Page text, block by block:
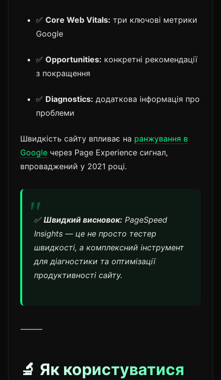
✅ Core Web Vitals: три ключові метрики
Google
✅ Opportunities: конкретні рекомендації
з покращення
✅ Diagnostics: додаткова інформація про
проблеми
Швидкість сайту впливає на ранжування в
Google через Page Experience сигнал,
впроваджений у 2021 році.
✅Швидкий висновок: PageSpeed
Insights — це не просто тестер
швидкості, а комплексний інструмент
для діагностики та оптимізації
продуктивності сайту.
⸻
🔬 Як користуватися